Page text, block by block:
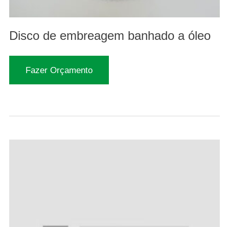
Disco de embreagem banhado a óleo
Fazer Orçamento